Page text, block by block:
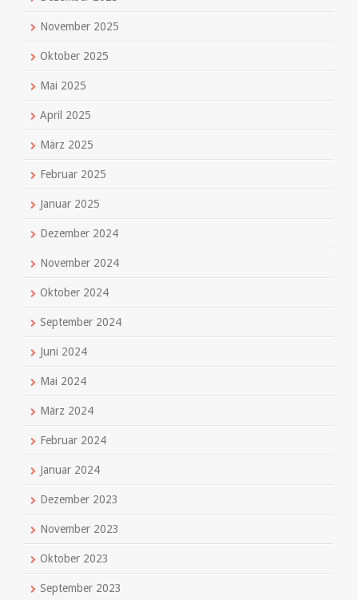
November 2025
Oktober 2025
Mai 2025
April 2025
März 2025
Februar 2025
Januar 2025
Dezember 2024
November 2024
Oktober 2024
September 2024
Juni 2024
Mai 2024
März 2024
Februar 2024
Januar 2024
Dezember 2023
November 2023
Oktober 2023
September 2023